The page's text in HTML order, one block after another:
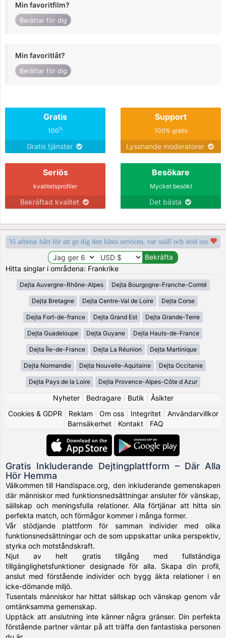
Min favoritfilm?
Berättar för dig
Min favoritlåt?
Berättar för dig
Gratis
100%
Gratis tjänster
Support
100% gratis
Lyssnande moderatorer
Seriös
kvalitetsprofiler
Bekräftad kvalitet
Besökare
Mycket besökt
Det bästa
Vi arbetar hårt för att ge dig den bästa servicen, var snäll och stöd oss
Hitta singlar i områdena: Frankrike
Dejta Auvergne-Rhône-Alpes Dejta Bourgogne-Franche-Comté
Dejta Bretagne Dejta Centre-Val de Loire Dejta Corse
Dejta Fort-de-france Dejta Grand Est Dejta Grande-Terre
Dejta Guadeloupe Dejta Guyane Dejta Hauts-de-France
Dejta Île-de-France Dejta La Réunion Dejta Martinique
Dejta Normandie Dejta Nouvelle-Aquitaine Dejta Occitanie
Dejta Pays de la Loire Dejta Provence-Alpes-Côte d Azur
Nyheter| Bedragare| Butik
Åsikter
Cookies & GDPR
Reklam Om oss| Integritet| Användarvillkor
Barnsäkerhet| Kontakt| FAQ
Gratis Inkluderande Dejtingplattform – Där Alla
Hör Hemma
Välkommen till Handispace.org, den inkluderande gemenskapen
där människor med funktionsnedsättningar ansluter för vänskap,
sällskap och meningsfulla relationer. Alla förtjänar att hitta sin
perfekta match, och förmågor kommer i många former.
Vår stödjande plattform för samman individer med olika
funktionsnedsättningar och de som uppskattar unika perspektiv,
styrka och motståndskraft.
Njut av helt gratis tillgång med fullständiga
tillgänglighetsfunktioner designade för alla. Skapa din profil,
anslut med förstående individer och bygg äkta relationer i en
icke-dömande miljö.
Tusentals människor har hittat sällskap och vänskap genom vår
omtänksamma gemenskap.
Upptäck att anslutning inte känner några gränser. Din perfekta
förstående partner väntar på att träffa den fantastiska personen